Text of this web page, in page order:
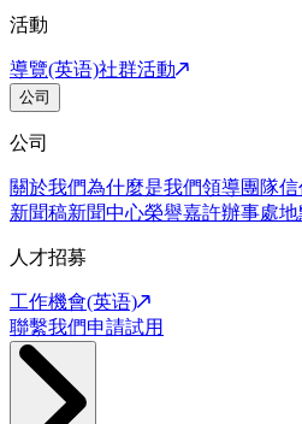
活動
導覽(英语)社群活動
公司
公司
關於我們為什麼是我們領導團隊信
新聞稿新聞中心榮譽嘉許辦事處地
人才招募
工作機會(英语)
聯繫我們申請試用